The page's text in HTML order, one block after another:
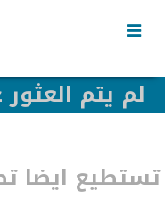
content
لم يتم
تستطيع ايضا